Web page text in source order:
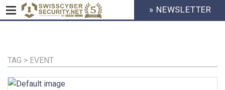
Inhalt
HEADER
MENU
» NEWSLETTER
TAG > EVENT